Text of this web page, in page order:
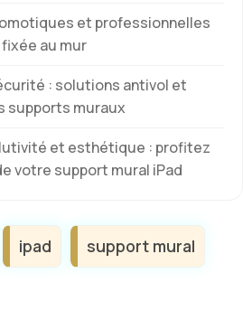
et professionnelles
au mur
: solutions antivol et
supports muraux
et esthétique : profitez
votre support mural iPad
ipad support mural